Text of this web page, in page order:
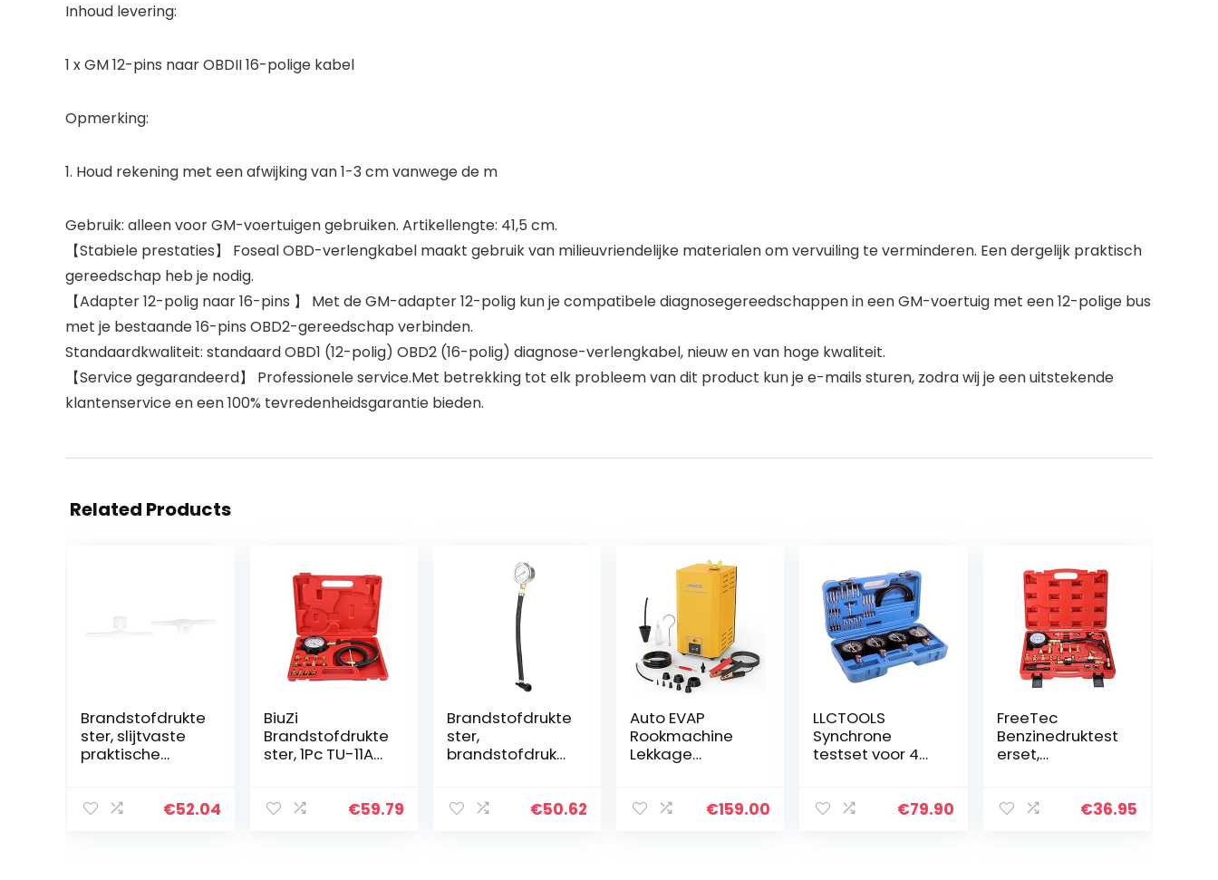
Inhoud levering:
1 x GM 12-pins naar OBDII 16-polige kabel
Opmerking:
1. Houd rekening met een afwijking van 1-3 cm vanwege de m
Gebruik: alleen voor GM-voertuigen gebruiken. Artikellengte: 41,5 cm.
【Stabiele prestaties】 Foseal OBD-verlengkabel maakt gebruik van milieuvriendelijke materialen om vervuiling te verminderen. Een dergelijk praktisch
gereedschap heb je nodig.
【Adapter 12-polig naar 16-pins 】 Met de GM-adapter 12-polig kun je compatibele diagnosegereedschappen in een GM-voertuig met een 12-polige bus
met je bestaande 16-pins OBD2-gereedschap verbinden.
Standaardkwaliteit: standaard OBD1 (12-polig) OBD2 (16-polig) diagnose-verlengkabel, nieuw en van hoge kwaliteit.
【Service gegarandeerd】 Professionele service.Met betrekking tot elk probleem van dit product kun je e-mails sturen, zodra wij je een uitstekende
klantenservice en een 100% tevredenheidsgarantie bieden.
Related Products
Brandstofdrukte
ster, slijtvaste
praktische
eter voor
€52.04
BiuZi
Brandstofdrukte
ster, 1Pc TU-11A
motorolie Feul
€59.79
Brandstofdrukte
ster,
brandstofdrukm
installatie
€50.62
Auto EVAP
Rookmachine
Lekkage
Pijp
€159.00
LLCTOOLS
Synchrone
testset voor 4
pparaat met
€79.90
FreeTec
Benzinedruktest
erset,
er, set,
€36.95